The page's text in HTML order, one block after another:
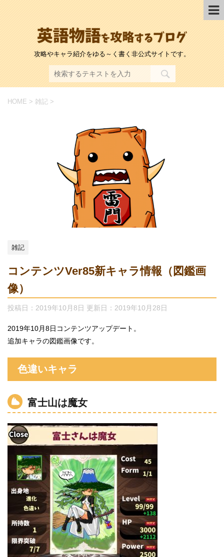
攻略やキャラ紹介をゆる～く書く非公式サイトです。
HOME > 雑記 >
雑記
コンテンツVer85新キャラ情報（図鑑画
像）
投稿日：2019年10月8日 更新日： 2019年10月28日
2019年10月8日コンテンツアップデート。
追加キャラの図鑑画像です。
色違いキャラ
富士山は魔女